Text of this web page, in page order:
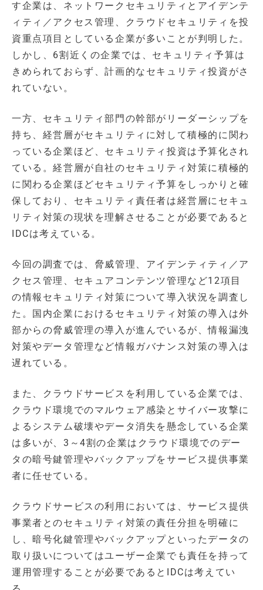
す企業は、ネットワークセキュリティとアイデンテ
ィティ／アクセス管理、クラウドセキュリティを投
資重点項目としている企業が多いことが判明した。
しかし、6割近くの企業では、セキュリティ予算は
きめられておらず、計画的なセキュリティ投資がさ
れていない。
一方、セキュリティ部門の幹部がリーダーシップを
持ち、経営層がセキュリティに対して積極的に関わ
っている企業ほど、セキュリティ投資は予算化され
ている。経営層が自社のセキュリティ対策に積極的
に関わる企業ほどセキュリティ予算をしっかりと確
保しており、セキュリティ責任者は経営層にセキュ
リティ対策の現状を理解させることが必要であると
IDCは考えている。
今回の調査では、脅威管理、アイデンティティ／ア
クセス管理、セキュアコンテンツ管理など12項目
の情報セキュリティ対策について導入状況を調査し
た。国内企業におけるセキュリティ対策の導入は外
部からの脅威管理の導入が進んでいるが、情報漏洩
対策やデータ管理など情報ガバナンス対策の導入は
遅れている。
また、クラウドサービスを利用している企業では、
クラウド環境でのマルウェア感染とサイバー攻撃に
よるシステム破壊やデータ消失を懸念している企業
は多いが、3～4割の企業はクラウド環境でのデー
タの暗号鍵管理やバックアップをサービス提供事業
者に任せている。
クラウドサービスの利用においては、サービス提供
事業者とのセキュリティ対策の責任分担を明確に
し、暗号化鍵管理やバックアップといったデータの
取り扱いについてはユーザー企業でも責任を持って
運用管理することが必要であるとIDCは考えてい